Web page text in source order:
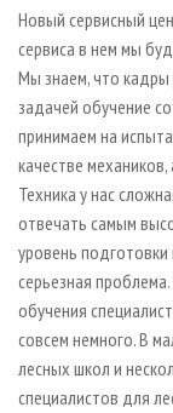
Новый сервисный
сервиса в нем мы
Мы знаем, что кадры
задачей обучение
принимаем на
качестве
Техника у нас
отвечать самым
уровень
серьезная
обучения
совсем немного. В
лесных школ и
специалистов для